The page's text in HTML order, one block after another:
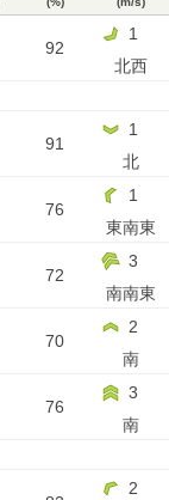
92
1
北西
91
1
北
76
1
東南東
72
3
南南東
70
2
南
76
3
南
2